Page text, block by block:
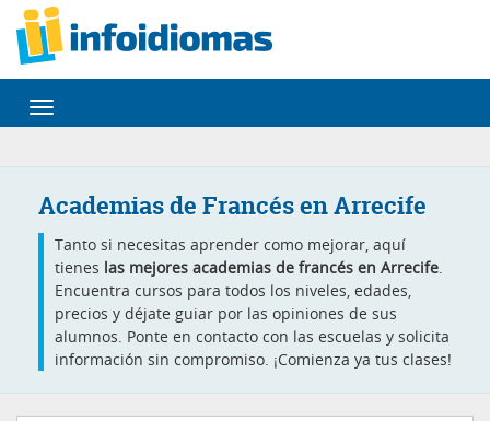
Desplegar
navegación
Academias de Francés en Arrecife
Tanto si necesitas aprender como mejorar, aquí
tienes las mejores academias de francés en Arrecife.
Encuentra cursos para todos los niveles, edades,
precios y déjate guiar por las opiniones de sus
alumnos. Ponte en contacto con las escuelas y solicita
información sin compromiso. ¡Comienza ya tus clases!